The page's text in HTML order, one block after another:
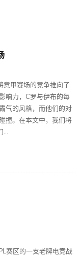
意甲赛场的竞争推向了
响力，C罗与伊布的每
气的风格，而他们的对
撞。在本文中，我们将
...
赛区的一支老牌电竞战